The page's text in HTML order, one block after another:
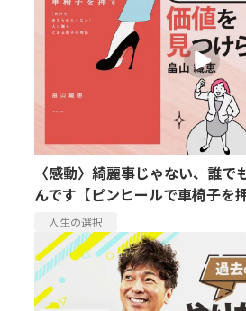
〈感動〉綺麗事じゃない、誰で
んです【ピンヒールで車椅子を押
人生の選択